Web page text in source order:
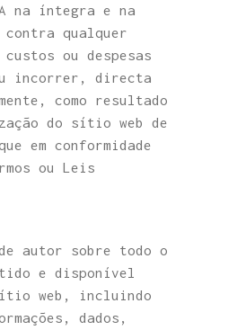
na íntegra e na
contra qualquer
ou despesas
incorrer, directa
como resultado
do sítio web de
em conformidade
ou Leis
autor sobre todo o
e disponível
web, incluindo
dados,